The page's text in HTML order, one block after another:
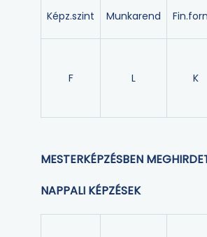
Képz.szint Munkarend
F L K
MESTERKÉPZÉSBEN
NAPPALI KÉPZÉSEK